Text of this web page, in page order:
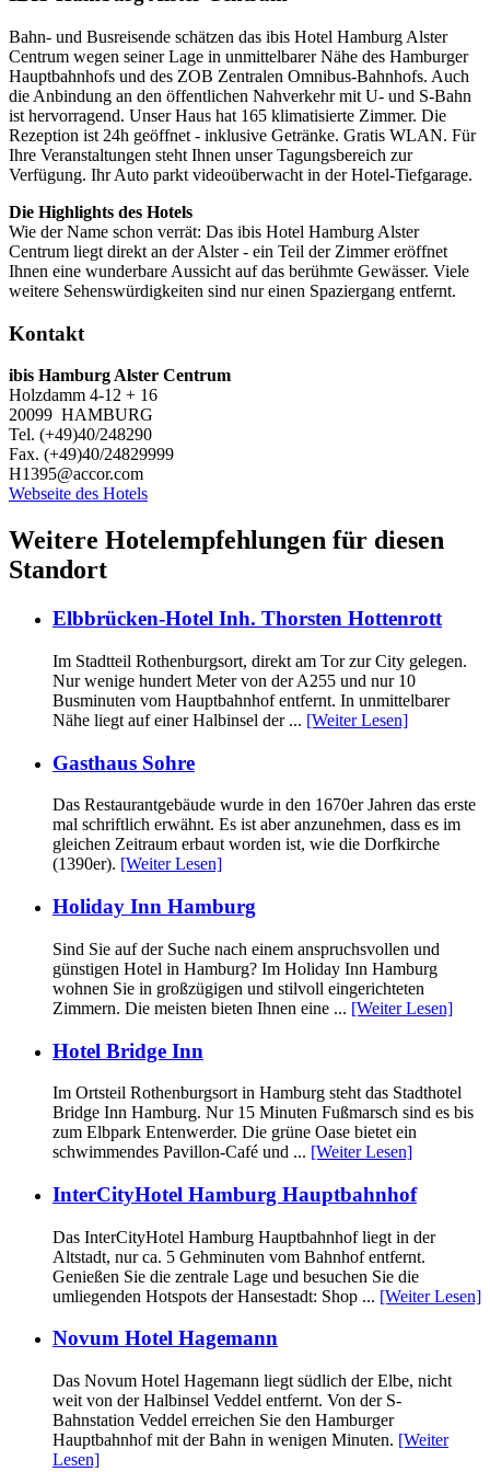
Bahn- und Busreisende schätzen das ibis Hotel Hamburg Alster
Centrum wegen seiner Lage in unmittelbarer Nähe des Hamburger
Hauptbahnhofs und des ZOB Zentralen Omnibus-Bahnhofs. Auch
die Anbindung an den öffentlichen Nahverkehr mit U- und S-Bahn
ist hervorragend. Unser Haus hat 165 klimatisierte Zimmer. Die
Rezeption ist 24h geöffnet - inklusive Getränke. Gratis WLAN. Für
Ihre Veranstaltungen steht Ihnen unser Tagungsbereich zur
Verfügung. Ihr Auto parkt videoüberwacht in der Hotel-Tiefgarage.
Die Highlights des Hotels
Wie der Name schon verrät: Das ibis Hotel Hamburg Alster
Centrum liegt direkt an der Alster - ein Teil der Zimmer eröffnet
Ihnen eine wunderbare Aussicht auf das berühmte Gewässer. Viele
weitere Sehenswürdigkeiten sind nur einen Spaziergang entfernt.
Kontakt
ibis Hamburg Alster Centrum
Holzdamm 4-12 + 16
20099 HAMBURG
Tel. (+49)40/248290
Fax. (+49)40/24829999
H1395@accor.com
Webseite des Hotels
Weitere Hotelempfehlungen für diesen
Standort
Elbbrücken-Hotel Inh. Thorsten Hottenrott
Im Stadtteil Rothenburgsort, direkt am Tor zur City gelegen.
Nur wenige hundert Meter von der A255 und nur 10
Busminuten vom Hauptbahnhof entfernt. In unmittelbarer
Nähe liegt auf einer Halbinsel der ... [Weiter Lesen]
Gasthaus Sohre
Das Restaurantgebäude wurde in den 1670er Jahren das erste
mal schriftlich erwähnt. Es ist aber anzunehmen, dass es im
gleichen Zeitraum erbaut worden ist, wie die Dorfkirche
(1390er). [Weiter Lesen]
Holiday Inn Hamburg
Sind Sie auf der Suche nach einem anspruchsvollen und
günstigen Hotel in Hamburg? Im Holiday Inn Hamburg
wohnen Sie in großzügigen und stilvoll eingerichteten
Zimmern. Die meisten bieten Ihnen eine ... [Weiter Lesen]
Hotel Bridge Inn
Im Ortsteil Rothenburgsort in Hamburg steht das Stadthotel
Bridge Inn Hamburg. Nur 15 Minuten Fußmarsch sind es bis
zum Elbpark Entenwerder. Die grüne Oase bietet ein
schwimmendes Pavillon-Café und ... [Weiter Lesen]
InterCityHotel Hamburg Hauptbahnhof
Das InterCityHotel Hamburg Hauptbahnhof liegt in der
Altstadt, nur ca. 5 Gehminuten vom Bahnhof entfernt.
Genießen Sie die zentrale Lage und besuchen Sie die
umliegenden Hotspots der Hansestadt: Shop ... [Weiter Lesen]
Novum Hotel Hagemann
Das Novum Hotel Hagemann liegt südlich der Elbe, nicht
weit von der Halbinsel Veddel entfernt. Von der S-
Bahnstation Veddel erreichen Sie den Hamburger
Hauptbahnhof mit der Bahn in wenigen Minuten. [Weiter
Lesen]